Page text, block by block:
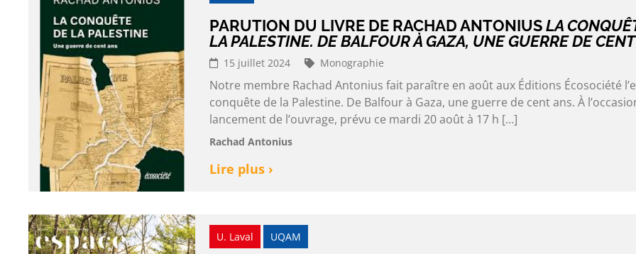
PARUTION DU LIVRE DE RACHAD ANTONIUSLA
LA PALESTINE. DE BALFOUR À GAZA, UNE GUERRE DE
15 juillet 2024 Monographie
Notre membre Rachad Antonius fait paraître en août aux Éditions Écosociété
conquête de la Palestine. De Balfour à Gaza, une guerre de cent ans. À
lancement de l’ouvrage, prévu ce mardi 20 août à 17 h […]
Rachad Antonius
Lire plus ›
U. Laval UQAM